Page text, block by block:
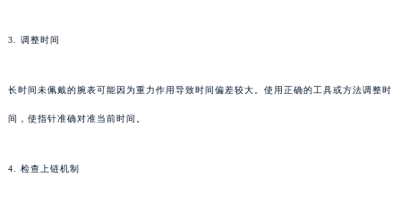
3. 调整时间
长时间未佩戴的腕表可能因为重力作用导致时间偏差较大。使用正确的工具或方法调整时
间，使指针准确对准当前时间。
4. 检查上链机制